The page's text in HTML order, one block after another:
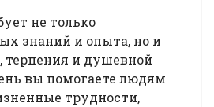
не только
знаний и опыта, но и
терпения и душевной
вы помогаете людям
трудности,